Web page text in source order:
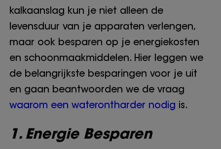
kalkaanslag kun je niet alleen de
levensduur van je apparaten verlengen,
maar ook besparen op je energiekosten
en schoonmaakmiddelen. Hier leggen we
de belangrijkste besparingen voor je uit
en gaan beantwoorden we de vraag
waarom een waterontharder nodig is.
1. Energie Besparen